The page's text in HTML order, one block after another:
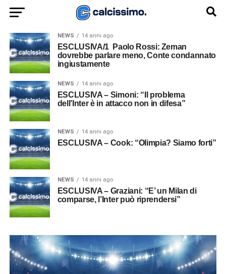
NEWS 14 anni ago
ESCLUSIVA/1  Paolo Rossi: Zeman
dovrebbe parlare meno, Conte condannato
ingiustamente
NEWS 14 anni ago
ESCLUSIVA – Simoni: “Il problema
dell’Inter è in attacco non in difesa”
NEWS 14 anni ago
ESCLUSIVA – Cook: “Olimpia? Siamo forti”
NEWS 14 anni ago
ESCLUSIVA – Graziani: “E’ un Milan di
comparse, l’Inter può riprendersi”